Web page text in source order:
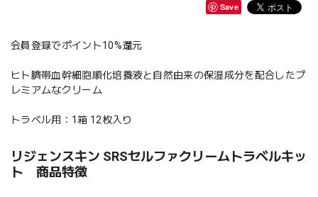
Save
会員登録でポイント10%還元
ヒト臍帯血幹細胞順化培養液と自然由来の保湿成分を配合したプ
レミアムなクリーム
トラベル用：1箱 12枚入り
リジェンスキン SRSセルファクリームトラベルキッ
ト 商品特徴